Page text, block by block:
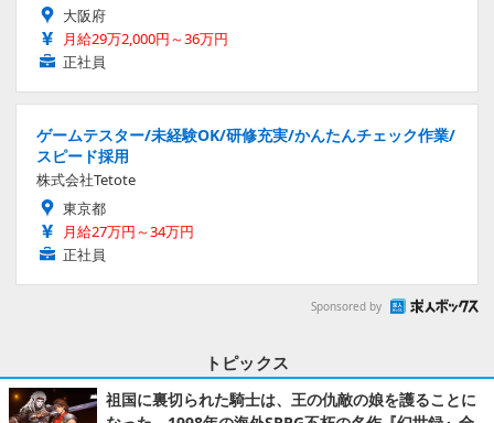
大阪府
月給29万2,000円～36万円
正社員
ゲームテスター/未経験OK/研修充実/かんたんチェック作業/
スピード採用
株式会社Tetote
東京都
月給27万円～34万円
正社員
Sponsored by
トピックス
祖国に裏切られた騎士は、王の仇敵の娘を護ることに